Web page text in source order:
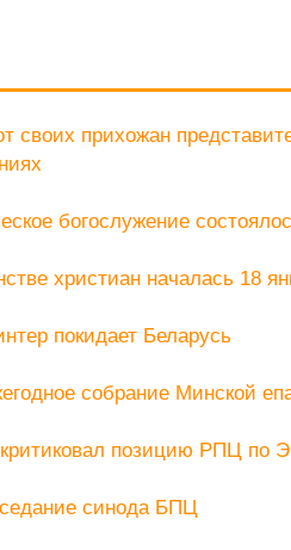
своих прихожан
богослужение
христиан началась 18
покидает Беларусь
собрание Минской
позицию РПЦ по
синода БПЦ